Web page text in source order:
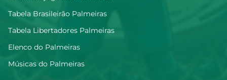
Tabela Brasileirão Palmeiras
Tabela Libertadores Palmeiras
Elenco do Palmeiras
Músicas do Palmeiras